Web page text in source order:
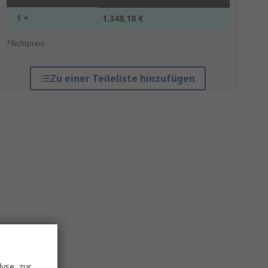
1 + 1.348,18 €
*Richtpreis
Zu einer Teileliste hinzufügen